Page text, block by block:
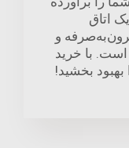
اتاق
و
با خرید
بخشید!